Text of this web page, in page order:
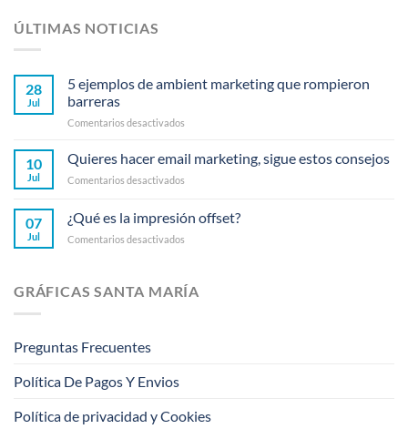
ÚLTIMAS NOTICIAS
28
Jul
5 ejemplos de ambient marketing que rompieron
barreras
Comentarios desactivados
ejemplos
ambient
que
barreras
10
Jul
Quieres hacer email marketing, sigue estos consejos
Comentarios desactivados
email
marketing,
consejos
07
Jul
¿Qué es la impresión offset?
Comentarios desactivados
la
impresión
GRÁFICAS SANTA MARÍA
Preguntas Frecuentes
Política De Pagos Y Envios
Política de privacidad y Cookies